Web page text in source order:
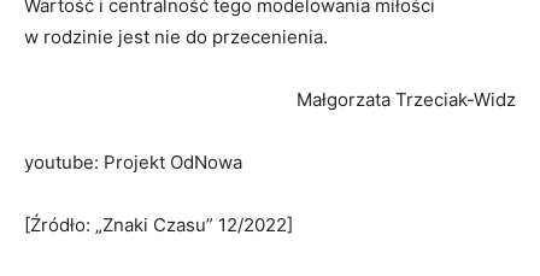
Wartość i centralność tego modelowania miłości
w rodzinie jest nie do przecenienia.
Małgorzata Trzeciak-Widz
youtube: Projekt OdNowa
[Źródło: „Znaki Czasu” 12/2022]